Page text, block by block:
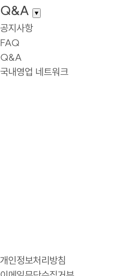
Q&A ▼
공지사항
FAQ
Q&A
국내영업 네트워크
개인정보처리방침